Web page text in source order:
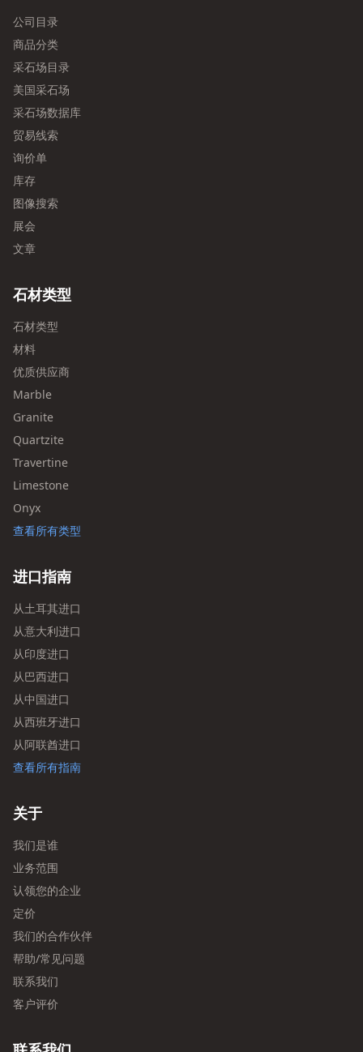
公司目录
商品分类
采石场目录
美国采石场
采石场数据库
贸易线索
询价单
库存
图像搜索
展会
文章
石材类型
石材类型
材料
优质供应商
Marble
Granite
Quartzite
Travertine
Limestone
Onyx
查看所有类型
进口指南
从土耳其进口
从意大利进口
从印度进口
从巴西进口
从中国进口
从西班牙进口
从阿联酋进口
查看所有指南
关于
我们是谁
业务范围
认领您的企业
定价
我们的合作伙伴
帮助/常见问题
联系我们
客户评价